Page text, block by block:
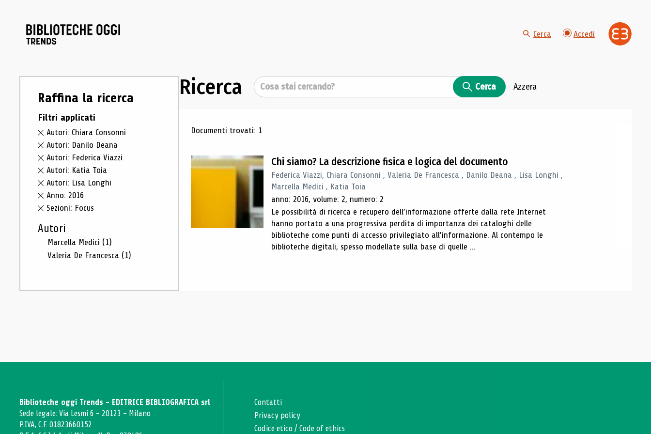
Cerca Accedi
Raffina la ricerca
Filtri applicati
Autori: Chiara Consonni
Autori: Danilo Deana
Autori: Federica Viazzi
Autori: Katia Toia
Autori: Lisa Longhi
Anno: 2016
Sezioni: Focus
Autori
Marcella Medici (1)
Valeria De Francesca (1)
Ricerca Cerca Cerca Azzera
Risultati di ricerca
Documenti trovati: 1
Chi siamo? La descrizione fisica e logica del documento
Federica Viazzi, Chiara Consonni , Valeria De Francesca , Danilo Deana , Lisa Longhi ,
Marcella Medici , Katia Toia
anno: 2016, volume: 2, numero: 2
Le possibilità di ricerca e recupero dell’informazione offerte dalla rete Internet
hanno portato a una progressiva perdita di importanza dei cataloghi delle
biblioteche come punti di accesso privilegiato all’informazione. Al contempo le
biblioteche digitali, spesso modellate sulla base di quelle ...
Biblioteche oggi Trends - EDITRICE BIBLIOGRAFICA srl
Sede legale: Via Lesmi 6 - 20123 - Milano
P.IVA, C.F. 01823660152
Contatti
Privacy policy
Codice etico /Code of ethics